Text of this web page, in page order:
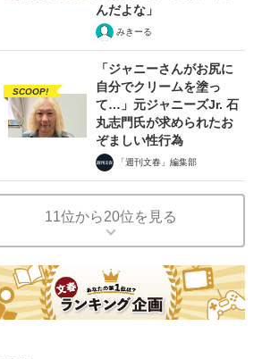
んだよな」
みきーる
SCOOP!
「ジャニーさんがお尻に
自分でクリームを塗っ
て…」元ジャニーズJr. 石
丸志門氏が求められたお
ぞましい性行為
「週刊文春」編集部
11位から20位を見る